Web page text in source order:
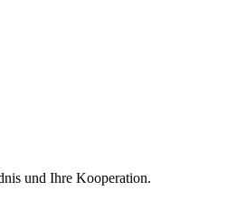
und Ihre Kooperation.